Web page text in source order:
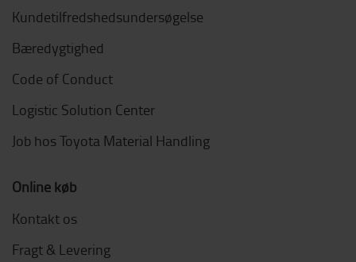
Kundetilfredshedsundersøgelse
Bæredygtighed
Code of Conduct
Logistic Solution Center
Job hos Toyota Material Handling
Online køb
Kontakt os
Fragt & Levering